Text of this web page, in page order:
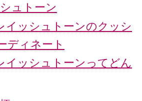
ュトーン
イッシュトーンのクッシ
ディネート
イッシュトーンってどん